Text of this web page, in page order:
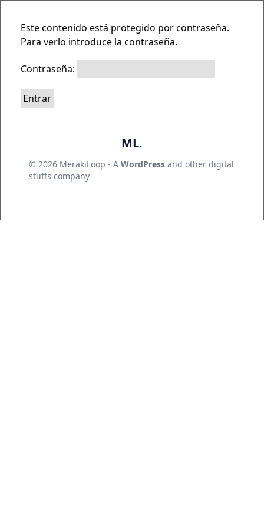
content
Este contenido está protegido por contraseña.
Para verlo introduce la contraseña.
Contraseña:
ML.
© 2026 MerakiLoop - A WordPress and other digital
stuffs company